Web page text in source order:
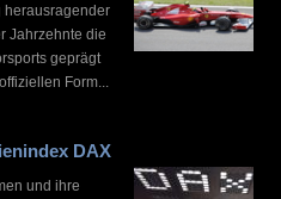
herausragender
Jahrzehnte die
geprägt
Form...
DAX
und ihre